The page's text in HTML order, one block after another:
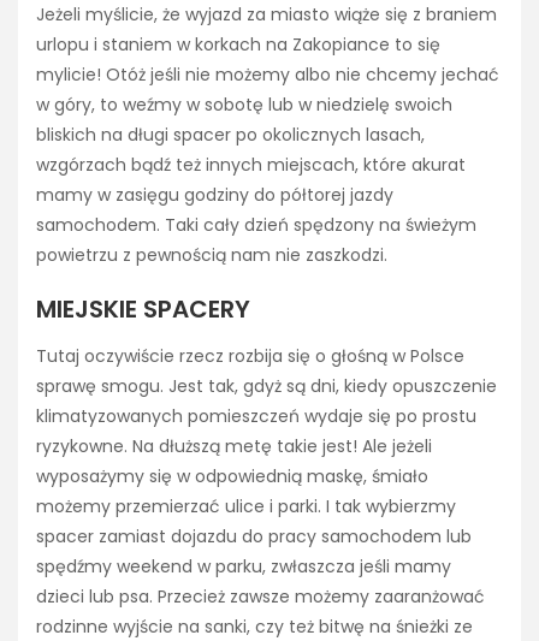
Jeżeli myślicie, że wyjazd za miasto wiąże się z braniem
urlopu i staniem w korkach na Zakopiance to się
mylicie! Otóż jeśli nie możemy albo nie chcemy jechać
w góry, to weźmy w sobotę lub w niedzielę swoich
bliskich na długi spacer po okolicznych lasach,
wzgórzach bądź też innych miejscach, które akurat
mamy w zasięgu godziny do półtorej jazdy
samochodem. Taki cały dzień spędzony na świeżym
powietrzu z pewnością nam nie zaszkodzi.
MIEJSKIE SPACERY
Tutaj oczywiście rzecz rozbija się o głośną w Polsce
sprawę smogu. Jest tak, gdyż są dni, kiedy opuszczenie
klimatyzowanych pomieszczeń wydaje się po prostu
ryzykowne. Na dłuższą metę takie jest! Ale jeżeli
wyposażymy się w odpowiednią maskę, śmiało
możemy przemierzać ulice i parki. I tak wybierzmy
spacer zamiast dojazdu do pracy samochodem lub
spędźmy weekend w parku, zwłaszcza jeśli mamy
dzieci lub psa. Przecież zawsze możemy zaaranżować
rodzinne wyjście na sanki, czy też bitwę na śnieżki ze